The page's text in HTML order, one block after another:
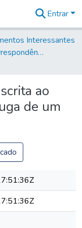
Entrar
Interessantes
Volume 20 - Correspondência interna do Governador Rodrigo Cezar de Menezes: 1721- 1728
ao
de um